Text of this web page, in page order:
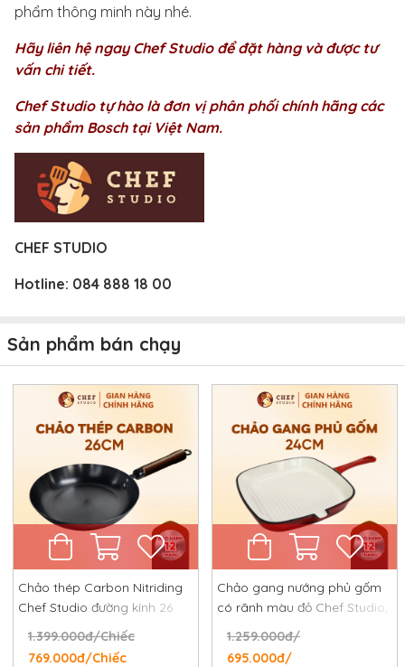
phẩm thông minh này nhé.
Hãy liên hệ ngay Chef Studio để đặt hàng và được tư
vấn chi tiết.
Chef Studio tự hào là đơn vị phân phối chính hãng các
sản phẩm Bosch tại Việt Nam.
CHEF STUDIO
Hotline: 084 888 18 00
Sản phẩm bán chạy
Chảo thép Carbon Nitriding
Chef Studio đường kính 26
cm, chống dính tự nhiên,
chống rỉ, chống xước
1.399.000đ/Chiếc
769.000đ/Chiếc
Chảo gang nướng phủ gốm
có rãnh màu đỏ Chef Studio,
đường kính 24 cm
1.259.000đ/
695.000đ/